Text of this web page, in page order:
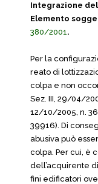
Integrazione
Elemento
380/2001.
Per la
reato di
colpa e non
Sez. III, 29/04/
12/10/2005, n.
39916). Di
abusiva può
colpa. Per cui, è
dell’acquirente
fini edificatori